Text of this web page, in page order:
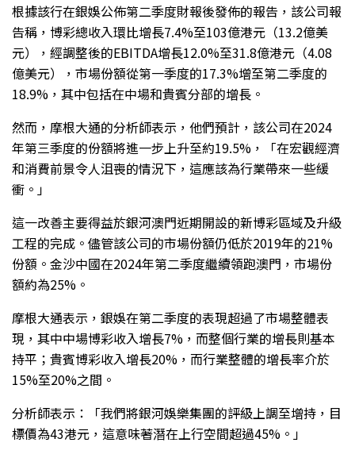
根據該行在銀娛公佈第二季度財報後發佈的報告，該公司報
告稱，博彩總收入環比增長7.4%至103億港元（13.2億美
元），經調整後的EBITDA增長12.0%至31.8億港元（4.08
億美元），市場份額從第一季度的17.3%增至第二季度的
18.9%，其中包括在中場和貴賓分部的增長。
然而，摩根大通的分析師表示，他們預計，該公司在2024
年第三季度的份額將進一步上升至約19.5%，「在宏觀經濟
和消費前景令人沮喪的情況下，這應該為行業帶來一些緩
衝。」
這一改善主要得益於銀河澳門近期開設的新博彩區域及升級
工程的完成。儘管該公司的市場份額仍低於2019年的21%
份額。金沙中國在2024年第二季度繼續領跑澳門，市場份
額約為25%。
摩根大通表示，銀娛在第二季度的表現超過了市場整體表
現，其中中場博彩收入增長7%，而整個行業的增長則基本
持平；貴賓博彩收入增長20%，而行業整體的增長率介於
15%至20%之間。
分析師表示：「我們將銀河娛樂集團的評級上調至增持，目
標價為43港元，這意味著潛在上行空間超過45%。」